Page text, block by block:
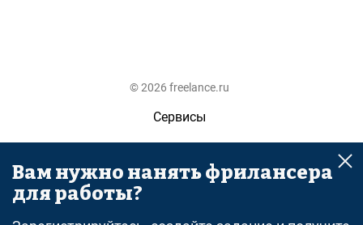
© 2026 freelance.ru
Сервисы
Помощь
Поиск
Вам нужно нанять фрилансера
для работы?